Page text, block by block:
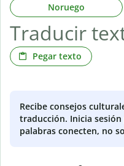
Noruego
Pegar texto
Recibe consejos
traducción. Inicia
palabras conecten, no